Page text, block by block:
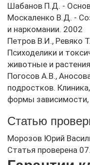
Шабанов П.Д. -
Москаленко В.Д. -
и наркомании. 2002
Петров В.И., Ревяко
Психоделики и
животные и
Погосов А.В.,
подростков.
формы
Статью
Морозов Юрий
Статья проверена